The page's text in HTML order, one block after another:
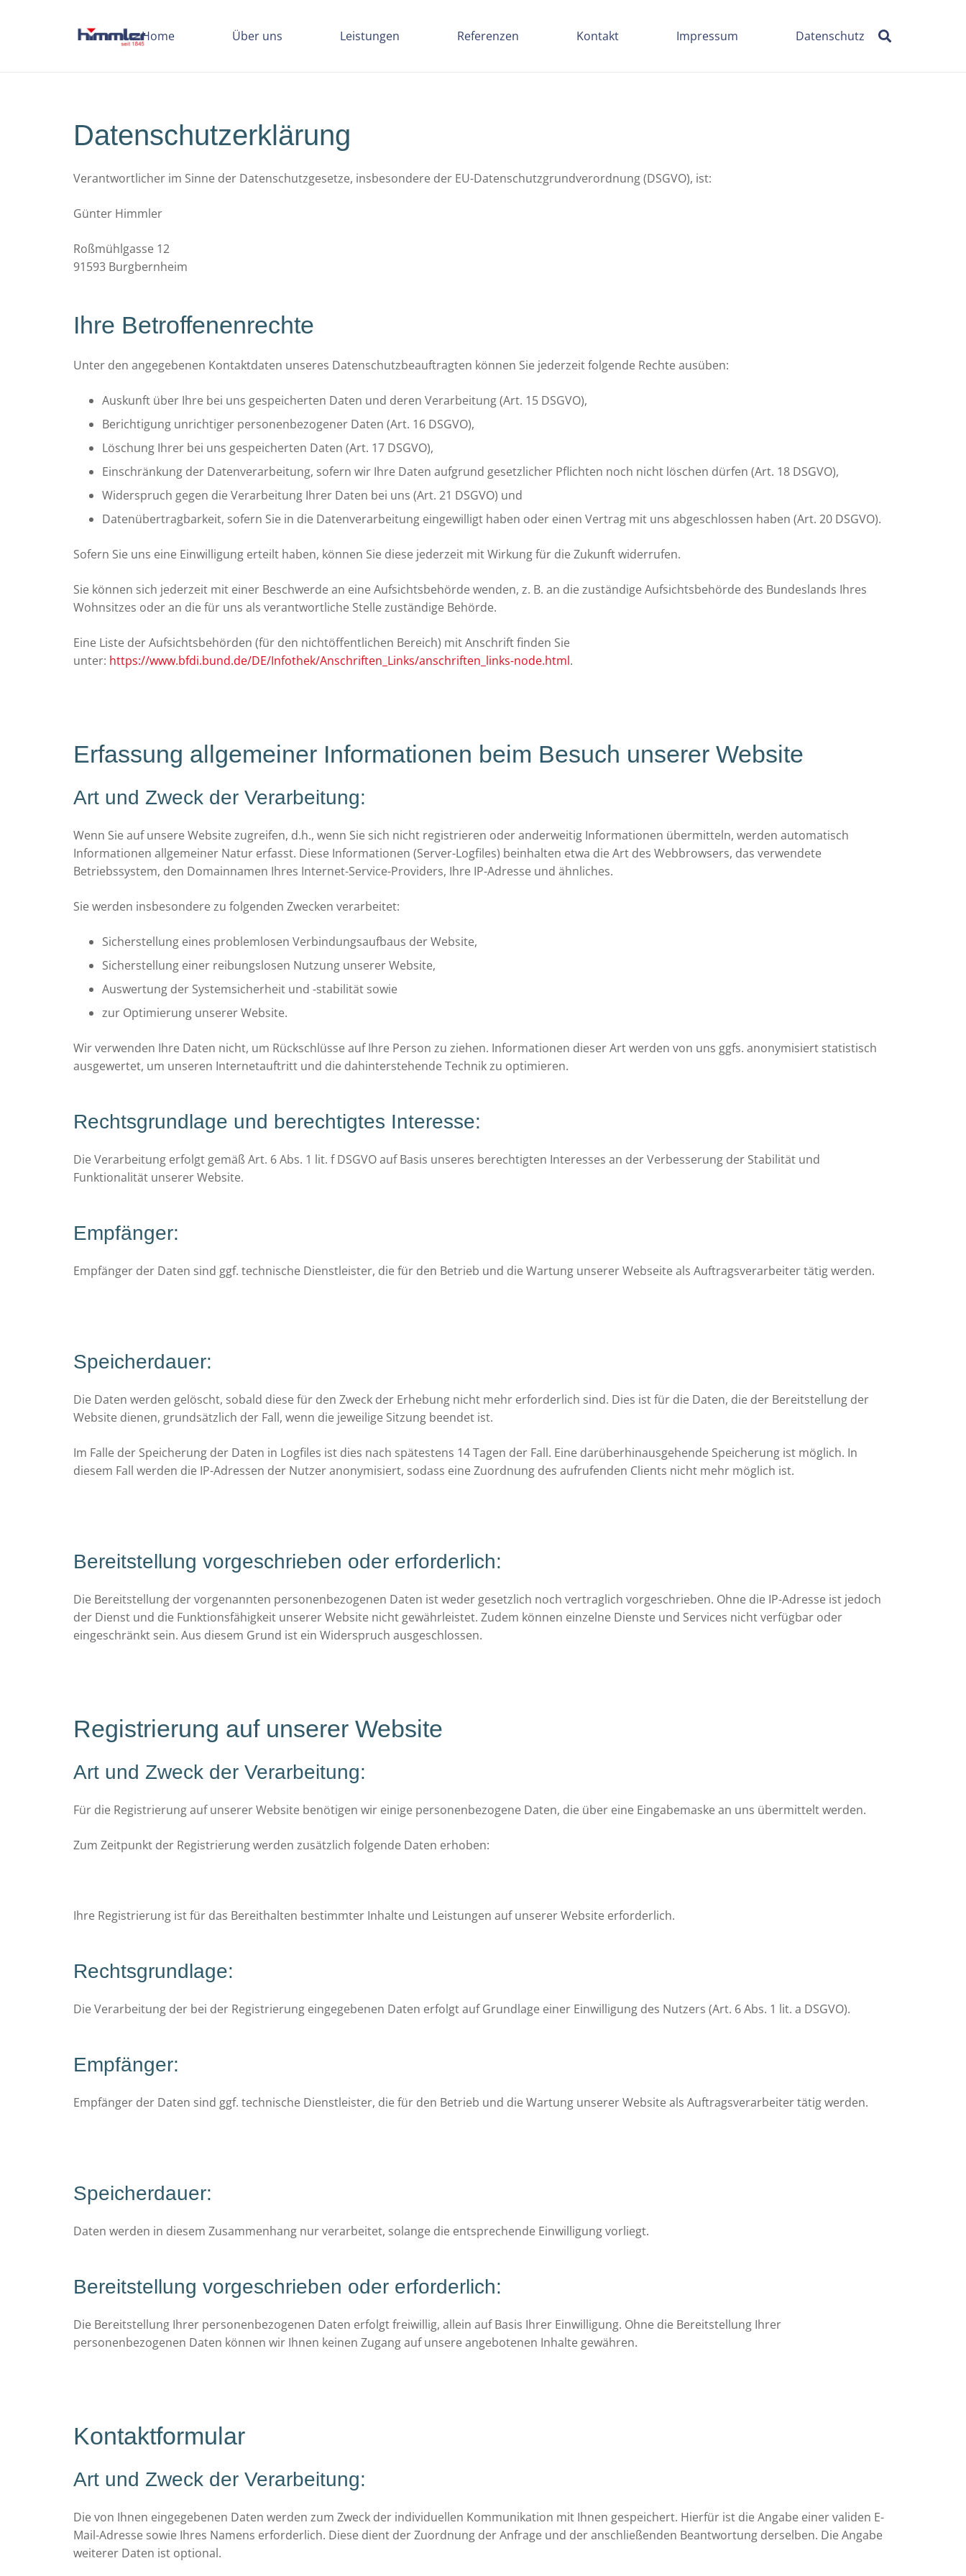
Home Über uns Leistungen Referenzen Kontakt Impressum Datenschutz
Datenschutzerklärung
Verantwortlicher im Sinne der Datenschutzgesetze, insbesondere der EU-Datenschutzgrundverordnung (DSGVO), ist:
Günter Himmler
Roßmühlgasse 12
91593 Burgbernheim
Ihre Betroffenenrechte
Unter den angegebenen Kontaktdaten unseres Datenschutzbeauftragten können Sie jederzeit folgende Rechte ausüben:
Auskunft über Ihre bei uns gespeicherten Daten und deren Verarbeitung (Art. 15 DSGVO),
Berichtigung unrichtiger personenbezogener Daten (Art. 16 DSGVO),
Löschung Ihrer bei uns gespeicherten Daten (Art. 17 DSGVO),
Einschränkung der Datenverarbeitung, sofern wir Ihre Daten aufgrund gesetzlicher Pflichten noch nicht löschen dürfen (Art. 18 DSGVO),
Widerspruch gegen die Verarbeitung Ihrer Daten bei uns (Art. 21 DSGVO) und
Datenübertragbarkeit, sofern Sie in die Datenverarbeitung eingewilligt haben oder einen Vertrag mit uns abgeschlossen haben (Art. 20 DSGVO).
Sofern Sie uns eine Einwilligung erteilt haben, können Sie diese jederzeit mit Wirkung für die Zukunft widerrufen.
Sie können sich jederzeit mit einer Beschwerde an eine Aufsichtsbehörde wenden, z. B. an die zuständige Aufsichtsbehörde des Bundeslands Ihres
Wohnsitzes oder an die für uns als verantwortliche Stelle zuständige Behörde.
Eine Liste der Aufsichtsbehörden (für den nichtöffentlichen Bereich) mit Anschrift finden Sie
unter: https://www.bfdi.bund.de/DE/Infothek/Anschriften_Links/anschriften_links-node.html.
Erfassung allgemeiner Informationen beim Besuch unserer Website
Art und Zweck der Verarbeitung:
Wenn Sie auf unsere Website zugreifen, d.h., wenn Sie sich nicht registrieren oder anderweitig Informationen übermitteln, werden automatisch
Informationen allgemeiner Natur erfasst. Diese Informationen (Server-Logfiles) beinhalten etwa die Art des Webbrowsers, das verwendete
Betriebssystem, den Domainnamen Ihres Internet-Service-Providers, Ihre IP-Adresse und ähnliches.
Sie werden insbesondere zu folgenden Zwecken verarbeitet:
Sicherstellung eines problemlosen Verbindungsaufbaus der Website,
Sicherstellung einer reibungslosen Nutzung unserer Website,
Auswertung der Systemsicherheit und -stabilität sowie
zur Optimierung unserer Website.
Wir verwenden Ihre Daten nicht, um Rückschlüsse auf Ihre Person zu ziehen. Informationen dieser Art werden von uns ggfs. anonymisiert statistisch
ausgewertet, um unseren Internetauftritt und die dahinterstehende Technik zu optimieren.
Rechtsgrundlage und berechtigtes Interesse:
Die Verarbeitung erfolgt gemäß Art. 6 Abs. 1 lit. f DSGVO auf Basis unseres berechtigten Interesses an der Verbesserung der Stabilität und
Funktionalität unserer Website.
Empfänger:
Empfänger der Daten sind ggf. technische Dienstleister, die für den Betrieb und die Wartung unserer Webseite als Auftragsverarbeiter tätig werden.
Speicherdauer:
Die Daten werden gelöscht, sobald diese für den Zweck der Erhebung nicht mehr erforderlich sind. Dies ist für die Daten, die der Bereitstellung der
Website dienen, grundsätzlich der Fall, wenn die jeweilige Sitzung beendet ist.
Im Falle der Speicherung der Daten in Logfiles ist dies nach spätestens 14 Tagen der Fall. Eine darüberhinausgehende Speicherung ist möglich. In
diesem Fall werden die IP-Adressen der Nutzer anonymisiert, sodass eine Zuordnung des aufrufenden Clients nicht mehr möglich ist.
Bereitstellung vorgeschrieben oder erforderlich:
Die Bereitstellung der vorgenannten personenbezogenen Daten ist weder gesetzlich noch vertraglich vorgeschrieben. Ohne die IP-Adresse ist jedoch
der Dienst und die Funktionsfähigkeit unserer Website nicht gewährleistet. Zudem können einzelne Dienste und Services nicht verfügbar oder
eingeschränkt sein. Aus diesem Grund ist ein Widerspruch ausgeschlossen.
Registrierung auf unserer Website
Art und Zweck der Verarbeitung:
Für die Registrierung auf unserer Website benötigen wir einige personenbezogene Daten, die über eine Eingabemaske an uns übermittelt werden.
Zum Zeitpunkt der Registrierung werden zusätzlich folgende Daten erhoben:
Ihre Registrierung ist für das Bereithalten bestimmter Inhalte und Leistungen auf unserer Website erforderlich.
Rechtsgrundlage:
Die Verarbeitung der bei der Registrierung eingegebenen Daten erfolgt auf Grundlage einer Einwilligung des Nutzers (Art. 6 Abs. 1 lit. a DSGVO).
Empfänger:
Empfänger der Daten sind ggf. technische Dienstleister, die für den Betrieb und die Wartung unserer Website als Auftragsverarbeiter tätig werden.
Speicherdauer:
Daten werden in diesem Zusammenhang nur verarbeitet, solange die entsprechende Einwilligung vorliegt.
Bereitstellung vorgeschrieben oder erforderlich:
Die Bereitstellung Ihrer personenbezogenen Daten erfolgt freiwillig, allein auf Basis Ihrer Einwilligung. Ohne die Bereitstellung Ihrer
personenbezogenen Daten können wir Ihnen keinen Zugang auf unsere angebotenen Inhalte gewähren.
Kontaktformular
Art und Zweck der Verarbeitung:
Die von Ihnen eingegebenen Daten werden zum Zweck der individuellen Kommunikation mit Ihnen gespeichert. Hierfür ist die Angabe einer validen E-
Mail-Adresse sowie Ihres Namens erforderlich. Diese dient der Zuordnung der Anfrage und der anschließenden Beantwortung derselben. Die Angabe
weiterer Daten ist optional.